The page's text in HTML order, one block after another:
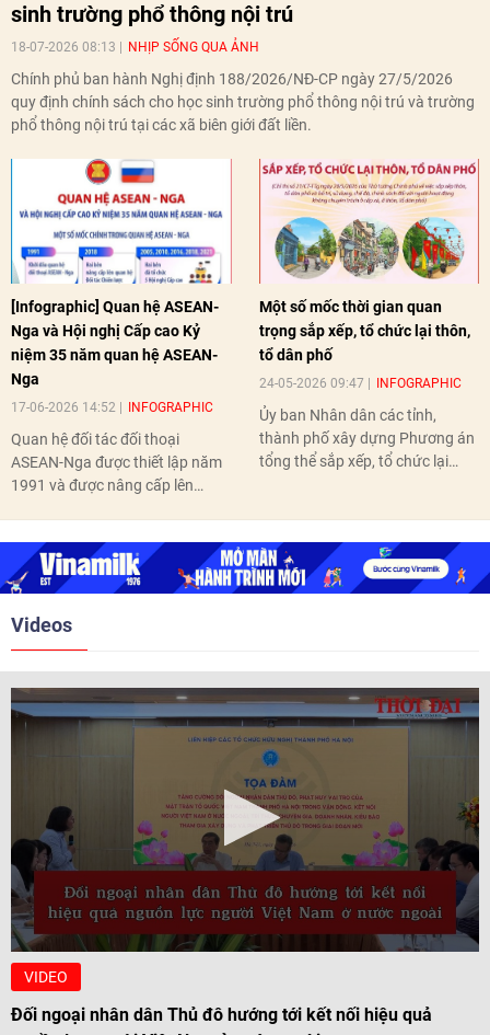
sinh trường phổ thông nội trú
18-07-2026 08:13 NHỊP SỐNG QUA ẢNH
Chính phủ ban hành Nghị định 188/2026/NĐ-CP ngày 27/5/2026
quy định chính sách cho học sinh trường phổ thông nội trú và trường
phổ thông nội trú tại các xã biên giới đất liền.
[Infographic] Quan hệ ASEAN-
Nga và Hội nghị Cấp cao Kỷ
niệm 35 năm quan hệ ASEAN-
Nga
17-06-2026 14:52 INFOGRAPHIC
Quan hệ đối tác đối thoại
ASEAN-Nga được thiết lập năm
1991 và được nâng cấp lên
nghị Cấp cao vào các năm 2005,
2010, 2016, 2018, 2021.
Một số mốc thời gian quan
trọng sắp xếp, tổ chức lại thôn,
tổ dân phố
24-05-2026 09:47 INFOGRAPHIC
Ủy ban Nhân dân các tỉnh,
thành phố xây dựng Phương án
tổng thể sắp xếp, tổ chức lại
Videos
VIDEO
Đối ngoại nhân dân Thủ đô hướng tới kết nối hiệu quả